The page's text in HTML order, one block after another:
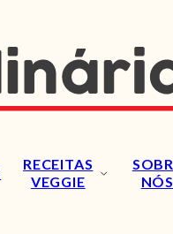
RECEITAS
VEGGIE
NÓS